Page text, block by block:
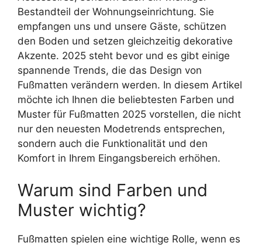
Bestandteil der Wohnungseinrichtung. Sie
empfangen uns und unsere Gäste, schützen
den Boden und setzen gleichzeitig dekorative
Akzente. 2025 steht bevor und es gibt einige
spannende Trends, die das Design von
Fußmatten verändern werden. In diesem Artikel
möchte ich Ihnen die beliebtesten Farben und
Muster für Fußmatten 2025 vorstellen, die nicht
nur den neuesten Modetrends entsprechen,
sondern auch die Funktionalität und den
Komfort in Ihrem Eingangsbereich erhöhen.
Warum sind Farben und
Muster wichtig?
Fußmatten spielen eine wichtige Rolle, wenn es